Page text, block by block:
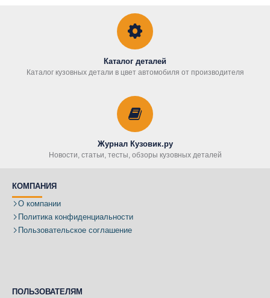
Каталог деталей
Каталог кузовных детали в цвет автомобиля от производителя
Журнал Кузовик.ру
Новости, статьи, тесты, обзоры кузовных деталей
КОМПАНИЯ
О компании
Политика конфиденциальности
Пользовательское соглашение
ПОЛЬЗОВАТЕЛЯМ